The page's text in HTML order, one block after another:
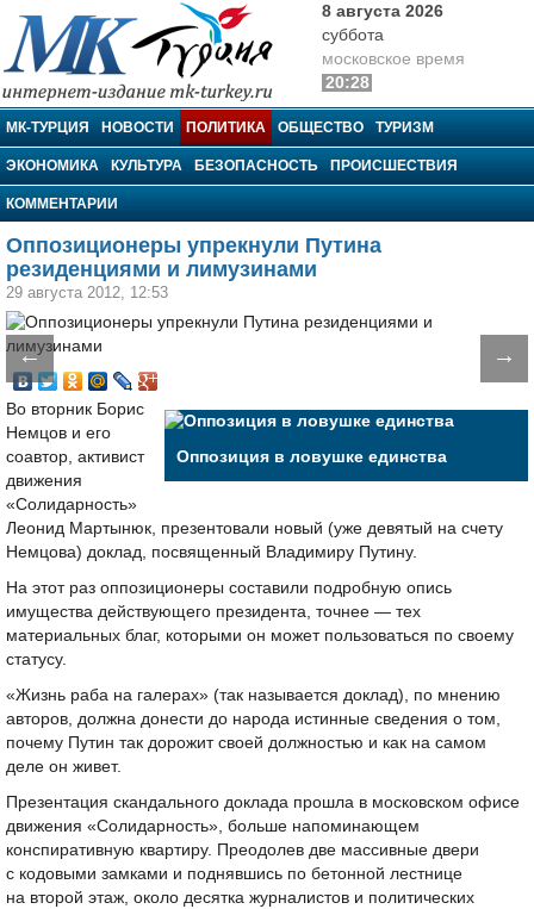
МК-Турция
8 августа 2026
суббота
московское время
20:28
МК-ТУРЦИЯ НОВОСТИ ПОЛИТИКА ОБЩЕСТВО ТУРИЗМ
ЭКОНОМИКА КУЛЬТУРА БЕЗОПАСНОСТЬ ПРОИСШЕСТВИЯ
КОММЕНТАРИИ
Оппозиционеры упрекнули Путина
резиденциями и лимузинами
29 августа 2012, 12:53
← →
Оппозиция в ловушке единства
Во вторник Борис
Немцов и его
соавтор, активист
движения
«Солидарность»
Леонид Мартынюк, презентовали новый (уже девятый на счету
Немцова) доклад, посвященный Владимиру Путину.
На этот раз оппозиционеры составили подробную опись
имущества действующего президента, точнее — тех
материальных благ, которыми он может пользоваться по своему
статусу.
«Жизнь раба на галерах» (так называется доклад), по мнению
авторов, должна донести до народа истинные сведения о том,
почему Путин так дорожит своей должностью и как на самом
деле он живет.
Презентация скандального доклада прошла в московском офисе
движения «Солидарность», больше напоминающем
конспиративную квартиру. Преодолев две массивные двери
с кодовыми замками и поднявшись по бетонной лестнице
на второй этаж, около десятка журналистов и политических